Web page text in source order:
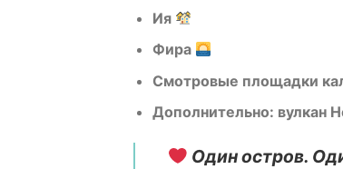
Ия
Фира
Смотровые площадки
Дополнительно: вулкан
Один остров.